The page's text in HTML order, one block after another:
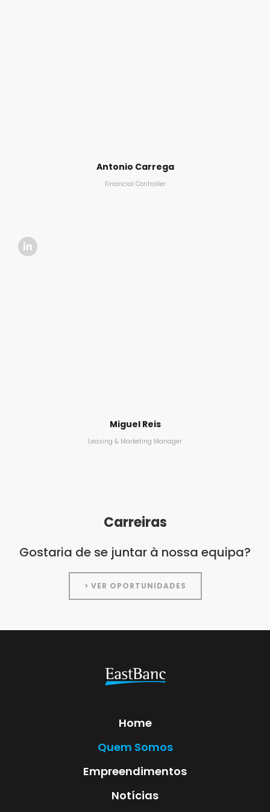
Antonio Carrega
Financial Controller
Miguel Reis
Leasing & Marketing Manager
Carreiras
Gostaria de se juntar à nossa equipa?
> VER OPORTUNIDADES
Home
Quem Somos
Empreendimentos
Notícias